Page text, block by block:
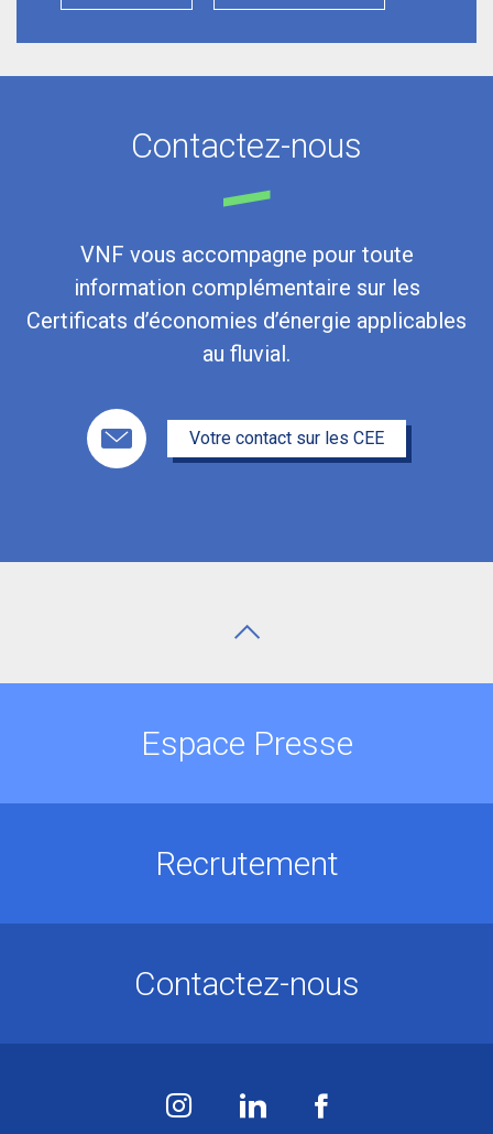
Contactez-nous
VNF vous accompagne pour toute
information complémentaire sur les
Certificats d’économies d’énergie applicables
au fluvial.
Votre contact sur les CEE
Espace Presse
Recrutement
Contactez-nous